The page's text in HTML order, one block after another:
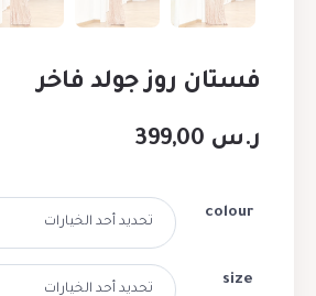
فستان روز جولد فاخر
ر.س
colour
size